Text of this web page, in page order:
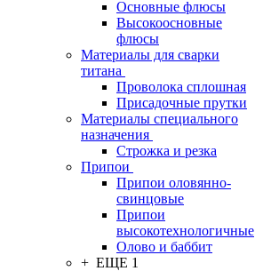
Основные флюсы
Высокоосновные
флюсы
Материалы для сварки
титана
Проволока сплошная
Присадочные прутки
Материалы специального
назначения
Строжка и резка
Припои
Припои оловянно-
свинцовые
Припои
высокотехнологичные
Олово и баббит
+ ЕЩЕ 1